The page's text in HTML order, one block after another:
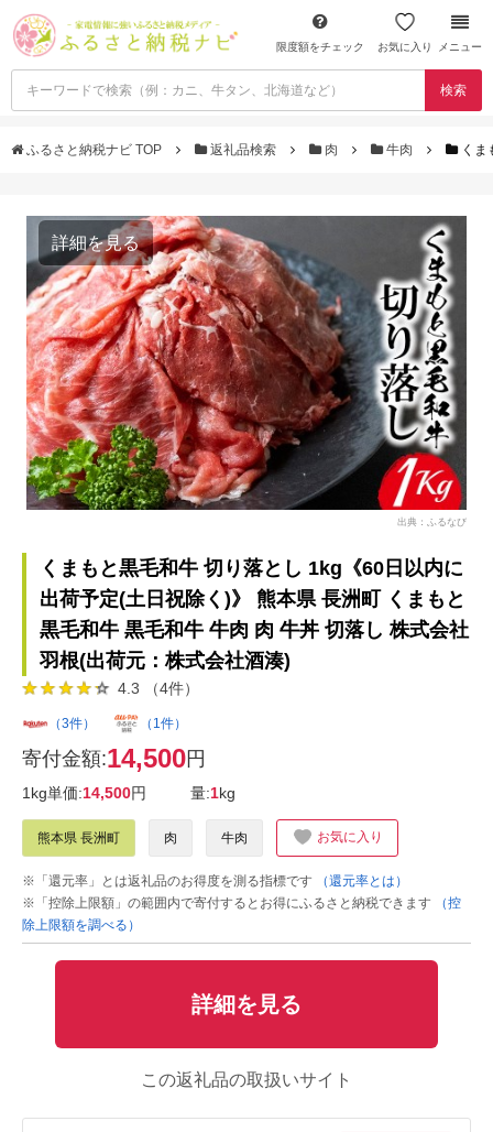
限度額をチェック お気に入り メニュー
検索
ふるさと納税ナビ TOP 返礼品検索 肉 牛肉 く
詳細を見る
出典：ふるなび
くまもと黒毛和牛 切り落とし 1kg《60日以内に
出荷予定(土日祝除く)》 熊本県 長洲町 くまもと
黒毛和牛 黒毛和牛 牛肉 肉 牛丼 切落し 株式会社
羽根(出荷元：株式会社酒湊)
4.3 （4件）
（3件） （1件）
寄付金額:14,500円
1kg単価:14,500円 量:1kg
熊本県 長洲町 肉 牛肉 お気に入り
※「還元率」とは返礼品のお得度を測る指標です
（還元率とは）
※「控除上限額」の範囲内で寄付するとお得にふるさと納税できます
（控
除上限額を調べる）
詳細を見る
この返礼品の取扱いサイト